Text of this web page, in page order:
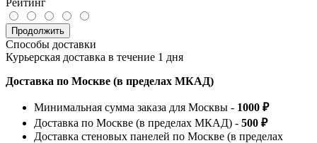
Рейтинг
Продолжить
Способы доставки
Курьерская доставка в течение 1 дня
Доставка по Москве (в пределах МКАД)
Минимальная сумма заказа для Москвы - 1000 ₽
Доставка по Москве (в пределах МКАД) - 500 ₽
Доставка стеновых панелей по Москве (в пределах